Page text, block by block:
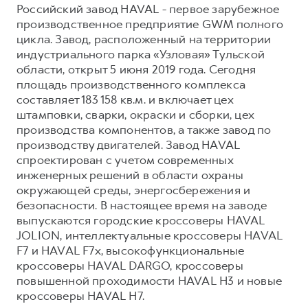
Российский завод HAVAL - первое зарубежное
производственное предприятие GWM полного
цикла. Завод, расположенный на территории
индустриального парка «Узловая» Тульской
области, открыт 5 июня 2019 года. Сегодня
площадь производственного комплекса
составляет 183 158 кв.м. и включает цех
штамповки, сварки, окраски и сборки, цех
производства компонентов, а также завод по
производству двигателей. Завод HAVAL
спроектирован с учетом современных
инженерных решений в области охраны
окружающей среды, энергосбережения и
безопасности. В настоящее время на заводе
выпускаются городские кроссоверы HAVAL
JOLION, интеллектуальные кроссоверы HAVAL
F7 и HAVAL F7x, высокофункциональные
кроссоверы HAVAL DARGO, кроссоверы
повышенной проходимости HAVAL H3 и новые
кроссоверы HAVAL H7.